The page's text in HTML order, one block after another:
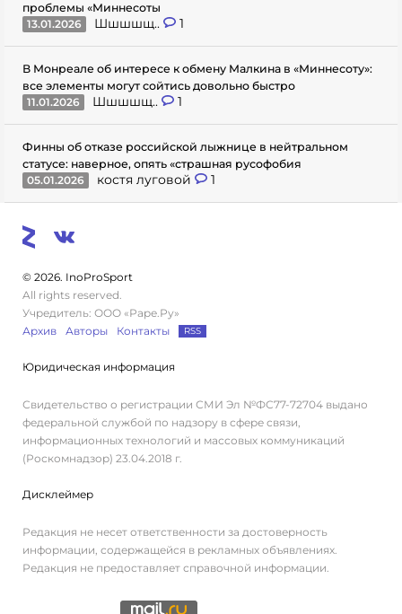
проблемы «Миннесоты
13.01.2026
Шшшшщ.. 1
В Монреале об интересе к обмену Малкина в «Миннесоту»:
все элементы могут сойтись довольно быстро
11.01.2026
Шшшшщ.. 1
Финны об отказе российской лыжнице в нейтральном
статусе: наверное, опять «страшная русофобия
05.01.2026
костя луговой 1
© 2026. InoProSport
All rights reserved.
Учредитель: ООО «Раре.Ру»
Архив
Авторы Контакты RSS
Юридическая информация
Свидетельство о регистрации СМИ Эл №ФС77-72704 выдано
федеральной службой по надзору в сфере связи,
информационных технологий и массовых коммуникаций
(Роскомнадзор) 23.04.2018 г.
Дисклеймер
Редакция не несет ответственности за достоверность
информации, содержащейся в рекламных объявлениях.
Редакция не предоставляет справочной информации.